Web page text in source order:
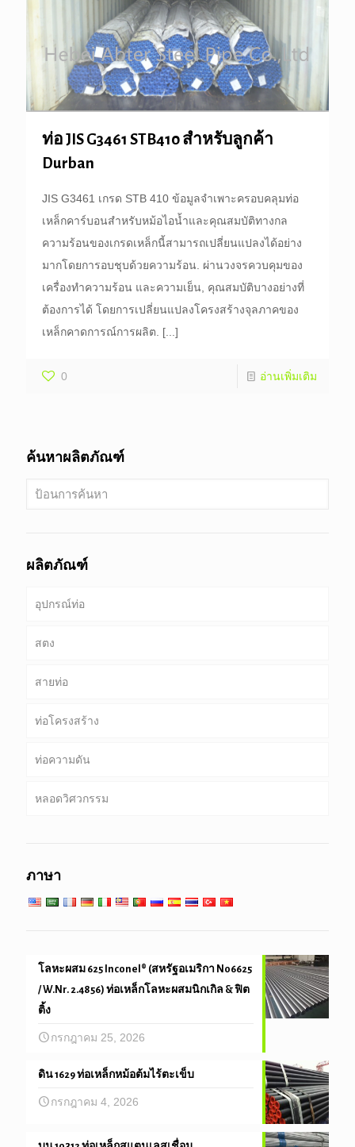
ท่อ JIS G3461 STB410 สำหรับลูกค้า
Durban
JIS G3461 เกรด STB 410 ข้อมูลจำเพาะครอบคลุมท่อ
เหล็กคาร์บอนสำหรับหม้อไอน้ำและคุณสมบัติทางกล
ความร้อนของเกรดเหล็กนี้สามารถเปลี่ยนแปลงได้อย่าง
มากโดยการอบชุบด้วยความร้อน. ผ่านวงจรควบคุมของ
เครื่องทำความร้อน และความเย็น, คุณสมบัติบางอย่างที่
ต้องการได้ โดยการเปลี่ยนแปลงโครงสร้างจุลภาคของ
เหล็กคาดการณ์การผลิต. [...]
0 อ่านเพิ่มเติม
ค้นหาผลิตภัณฑ์
ผลิตภัณฑ์
อุปกรณ์ท่อ
สตง
ท่อ & เคส
เจาะท่อ
เจาะท่อน้ำหนักหนัก & เจาะคอ
สายท่อ
ท่อที่พบบ่อย
บริการพิเศษและการเคลือบ & ท่อเรียงราย
ท่อโครงสร้าง
กลม, สแควร์ & ท่อสี่เหลี่ยม
ท่อชุบสังกะสี
ท่อความดัน
หม้อไอน้ำ, แลกเปลี่ยนความร้อน, คอนเดนเซอร์ & หลอด
หลอดวิศวกรรม
วิศวกรรมและความแม่นยำหลอด
ภาษา
โลหะผสม 625 Inconel® (สหรัฐอเมริกา N06625
/ W.Nr. 2.4856) ท่อเหล็กโลหะผสมนิกเกิล & ฟิต
ติ้ง
กรกฎาคม 25, 2026
ดิน 1629 ท่อเหล็กหม้อต้มไร้ตะเข็บ
กรกฎาคม 4, 2026